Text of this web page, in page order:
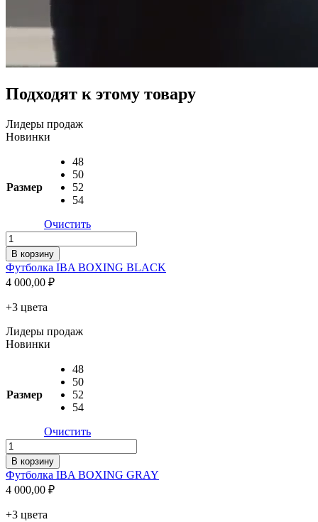
Подходят к этому товару
Лидеры продаж
Новинки
Размер
48
50
52
54
Очистить
Количество
товара
Футболка
IBA
BOXING
BLACK
В корзину
Футболка IBA BOXING BLACK
4 000,00 ₽
+3 цвета
Лидеры продаж
Новинки
Размер
48
50
52
54
Очистить
Количество
товара
Футболка
IBA
BOXING
GRAY
В корзину
Футболка IBA BOXING GRAY
4 000,00 ₽
+3 цвета